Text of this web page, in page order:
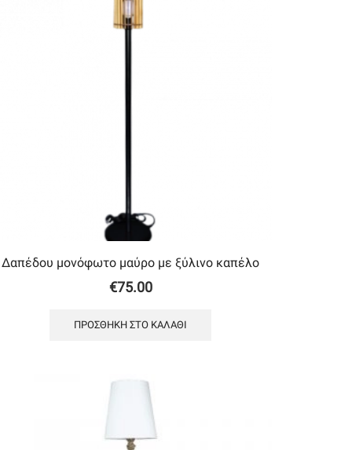
Δαπέδου μονόφωτο μαύρο με ξύλινο καπέλο
€75.00
ΠΡΟΣΘΉΚΗ ΣΤΟ ΚΑΛΆΘΙ